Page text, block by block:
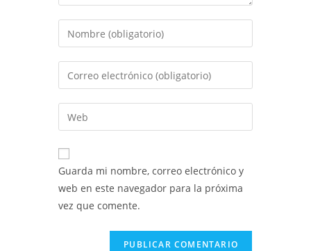
Introduce
tu
nombre
de
usuario
para
comentar
Introduce
tu
dirección
de
electrónico
para
comentar
Introduce
la
URL
de
(opcional)
Guarda mi nombre, correo electrónico y
web en este navegador para la próxima
vez que comente.